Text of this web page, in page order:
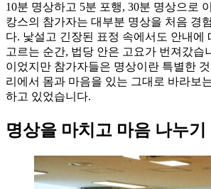
10분 명상하고 5분 포행, 30분 명상으로
캉스의 참가자는 대부분 명상을 처음 경
다. 낯설고 긴장된 표정 속에서도 안내에
고르는 순간, 법당 안은 고요가 번져갔습
이었지만 참가자들은 명상이란 특별한
리에서 몸과 마음을 있는 그대로 바라보
하고 있었습니다.
명상을 마치고 마음 나누기